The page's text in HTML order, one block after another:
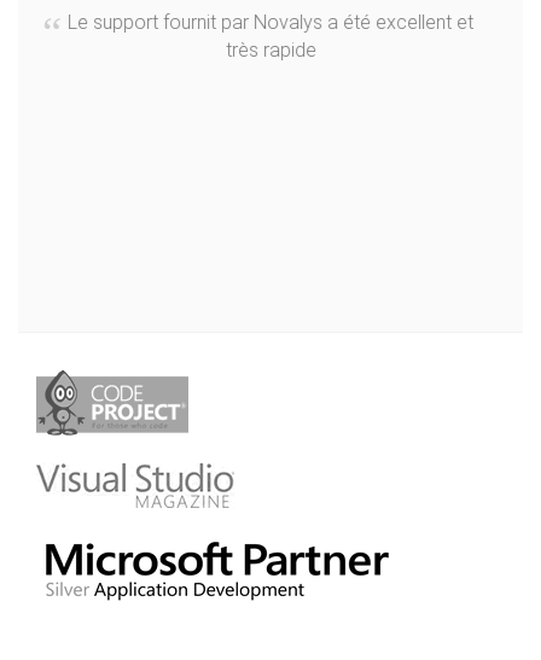
Le support fournit par Novalys a été excellent et
très rapide